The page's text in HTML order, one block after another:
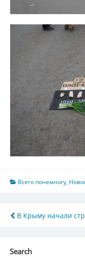
Всего понемногу,
по
записям
В Крыму начали
Search